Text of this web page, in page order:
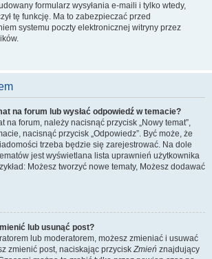
formularz wysyłania e-maili i tylko wtedy,
tę funkcję. Ma to zabezpieczać przed
systemu poczty elektronicznej witryny przez
na forum lub wysłać odpowiedź w temacie?
na forum, należy nacisnąć przycisk „Nowy temat”,
nacisnąć przycisk „Odpowiedz”. Być może, że
trzeba będzie się zarejestrować. Na dole
jest wyświetlana lista uprawnień użytkownika
Możesz tworzyć nowe tematy, Możesz dodawać
lub usunąć post?
lub moderatorem, możesz zmieniać i usuwać
zmienić post, naciskając przyciskZmień znajdujący